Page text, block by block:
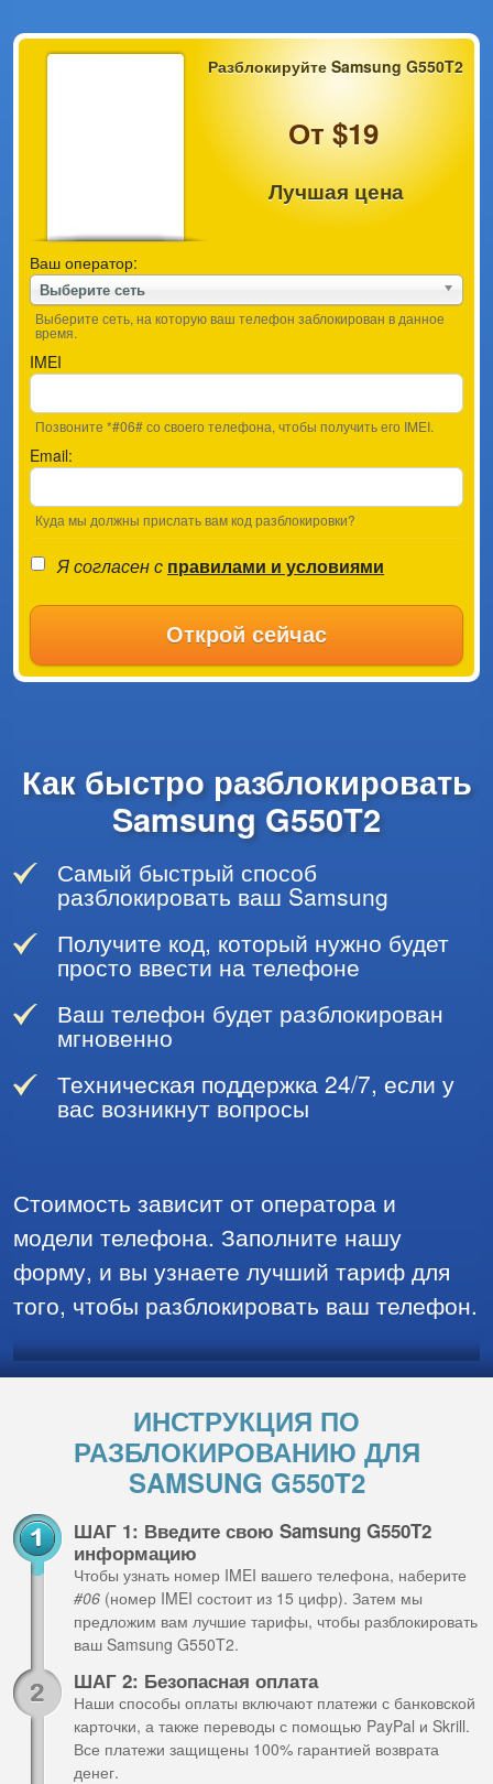
Разблокируйте Samsung G550T2
От $19
Лучшая цена
Ваш оператор:
Выберите сеть
Выберите сеть, на которую ваш телефон заблокирован в данное
время.
IMEI
Позвоните *#06# со своего телефона, чтобы получить его IMEI.
Email:
Куда мы должны прислать вам код разблокировки?
Я согласен с правилами и условиями
Открой сейчас
Как быстро разблокировать
Samsung G550T2
Самый быстрый способ
разблокировать ваш Samsung
Получите код, который нужно будет
просто ввести на телефоне
Ваш телефон будет разблокирован
мгновенно
Техническая поддержка 24/7, если у
вас возникнут вопросы
Стоимость зависит от оператора и
модели телефона. Заполните нашу
форму, и вы узнаете лучший тариф для
того, чтобы разблокировать ваш телефон.
ИНСТРУКЦИЯ ПО
РАЗБЛОКИРОВАНИЮ ДЛЯ
SAMSUNG G550T2
ШАГ 1: Введите свою Samsung G550T2
информацию
Чтобы узнать номер IMEI вашего телефона, наберите
#06 (номер IMEI состоит из 15 цифр). Затем мы
предложим вам лучшие тарифы, чтобы разблокировать
ваш Samsung G550T2.
ШАГ 2: Безопасная оплата
Наши способы оплаты включают платежи с банковской
карточки, а также переводы с помощью PayPal и Skrill.
Все платежи защищены 100% гарантией возврата
денег.